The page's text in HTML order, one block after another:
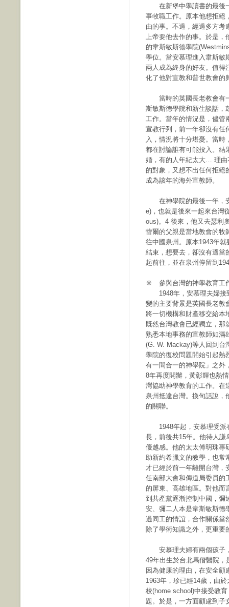
在新堡中學讀書的最後一
事牧職工作。原本他想拒絕
由的事。不過，經過多方考
上帝要他去作的事。於是，
的韋斯敏斯德學院
學位。當安慕理進入韋斯敏
兩人成為終身的好友。值得
化了他對宣教和普世教會的
當時的英國長老教會有一
斯敏斯德學院和新生談話，
工作。當年的情況是，儘管
宣教行列，前一年卻沒有任
入，情況將十分堪憂。當
都在討論誰有可能投入。結
婚，有的人年紀太大… 理由
的對象，又想不出任何拒絕
成為該年的海外宣教師。
在神學院的最後一年，安
e)，也就是後來一起來台灣
ous)。4 後來，他又去瑟利
蕾爾的父親是當地教會的牧
往中國泉州。原本1943年
結束，想要去，卻沒有適當
起前往，並在泉州停留到
※ 參與台灣的神學教育工
1948年，安慕理夫婦接
變的主要背景是英國長老教
將一切機構和財產移交給本
既然台灣教會已經獨立，
熟悉本地事務的宣教師如滿
(G. W. Mackay)等人回到台
學院的復校問題開始引起熱
有一間合一的神學院」之外
8年再度開辦，黃彰輝也熱
灣協助神學教育的工作。在
泉州抵達台灣。換句話說，
的關聯。
1948年起，安慕理受派
長，前後共15年。他待人
優越感。他的太太傅明珠專
助新約希臘文的教學，也常
才已經於前一年離開台灣，
任南部大會和傳道局委員的
的屏東、高雄地區。對他而
到共產黨逐漸控制中國，彌
安、彌二人本是韋斯敏斯德
過同工的情誼，合作關係當
除了學術知識之外，更重要
安慕理夫婦有兩個孩子，
49年出生於台北馬偕醫院
因為健康的理由，在安全顧
1963年，珍已經14歲，由
校(home school)中接受教
題。於是，一方面顧慮到子